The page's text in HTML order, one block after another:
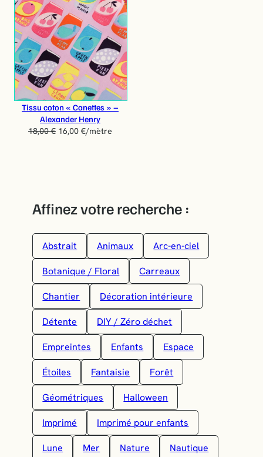
N
P
R
O
M
O
T
I
O
N
Tissu coton « Canettes » –
Alexander Henry
18,00€ 16,00€/mètre
Affinez votre recherche :
Abstrait Animaux Arc-en-ciel
Botanique / Floral Carreaux
Chantier Décoration intérieure
Détente DIY / Zéro déchet
Empreintes Enfants Espace
Étoiles Fantaisie Forêt
Géométriques Halloween
Imprimé Imprimé pour enfants
Lune Mer Nature Nautique